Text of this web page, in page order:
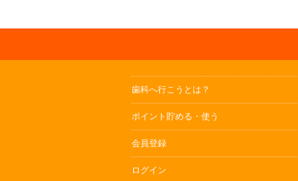
歯科へ行こうとは？
ポイント貯める・使う
会員登録
ログイン